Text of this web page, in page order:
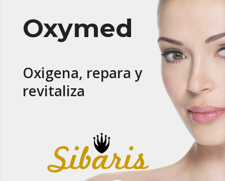
Oxymed
Oxigena, repara y
revitaliza